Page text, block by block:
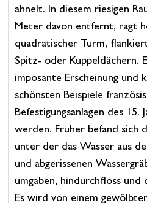
ähnelt. In diesem riesigen
Meter davon entfernt, ragt
quadratischer Turm,
Spitz- oder Kuppeldächern.
imposante Erscheinung und
schönsten Beispiele
Befestigungsanlagen des 15.
werden. Früher befand sich
unter der das Wasser aus
und abgerissenen
umgaben, hindurchfloss und
Es wird von einem